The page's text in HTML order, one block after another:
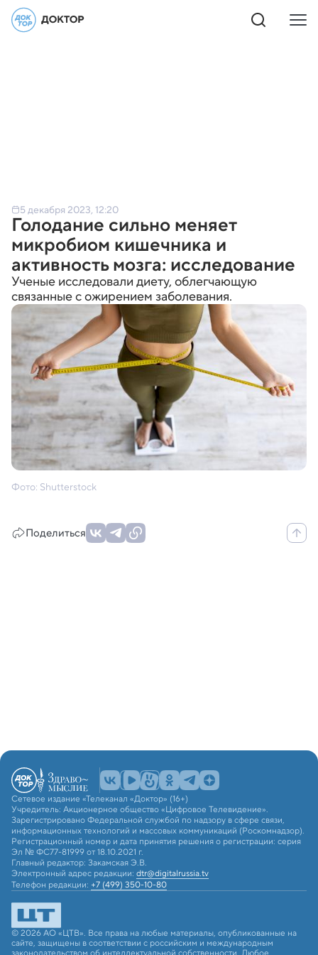
5 декабря 2023, 12:20
Голодание сильно меняет
микробиом кишечника и
активность мозга: исследование
Ученые исследовали диету, облегчающую
связанные с ожирением заболевания.
Фото: Shutterstock
Поделиться
Сетевое издание «Телеканал «Доктор» (16+)
Учредитель: Акционерное общество «Цифровое Телевидение».
Зарегистрировано Федеральной службой по надзору в сфере связи,
информационных технологий и массовых коммуникаций (Роскомнадзор).
Регистрационный номер и дата принятия решения о регистрации: серия
Эл № ФС77-81999 от 18.10.2021 г.
Главный редактор: Закамская Э.В.
Электронный адрес редакции: dtr@digitalrussia.tv
Телефон редакции: +7 (499) 350-10-80
© 2026 АО «ЦТВ». Все права на любые материалы, опубликованные на
сайте, защищены в соответствии с российским и международным
законодательством об интеллектуальной собственности. Любое